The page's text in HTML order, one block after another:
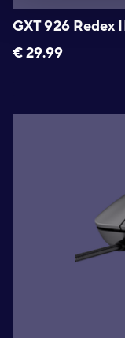
GXT 926 Redex
€29.99